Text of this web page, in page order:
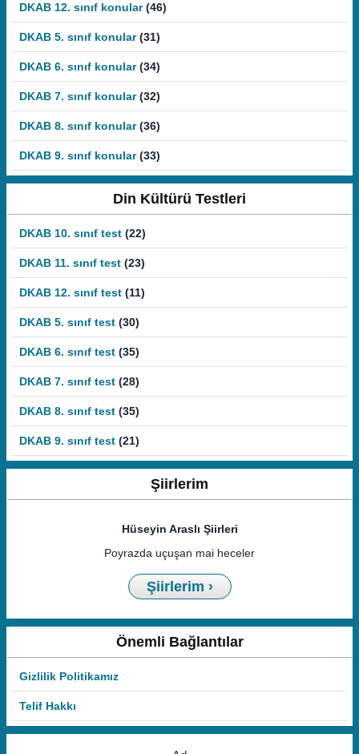
DKAB 12. sınıf konular (46)
DKAB 5. sınıf konular (31)
DKAB 6. sınıf konular (34)
DKAB 7. sınıf konular (32)
DKAB 8. sınıf konular (36)
DKAB 9. sınıf konular (33)
Din Kültürü Testleri
DKAB 10. sınıf test (22)
DKAB 11. sınıf test (23)
DKAB 12. sınıf test (11)
DKAB 5. sınıf test (30)
DKAB 6. sınıf test (35)
DKAB 7. sınıf test (28)
DKAB 8. sınıf test (35)
DKAB 9. sınıf test (21)
Şiirlerim
Hüseyin Araslı Şiirleri
Poyrazda uçuşan mai heceler
Şiirlerim ›
Önemli Bağlantılar
Gizlilik Politikamız
Telif Hakkı